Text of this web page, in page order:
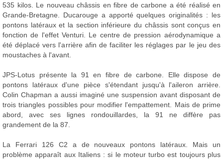
535 kilos. Le nouveau châssis en fibre de carbone a été réalisé en
Grande-Bretagne. Ducarouge a apporté quelques originalités : les
pontons latéraux et la section inférieure du châssis sont conçus en
fonction de l'effet Venturi. Le centre de pression aérodynamique a
été déplacé vers l'arrière afin de faciliter les réglages par le jeu des
moustaches à l'avant.
JPS-Lotus présente la 91 en fibre de carbone. Elle dispose de
pontons latéraux d'une pièce s'étendant jusqu'à l'aileron arrière.
Colin Chapman a aussi imaginé une suspension avant disposant de
trois triangles possibles pour modifier l'empattement. Mais de prime
abord, avec ses lignes rondouillardes, la 91 ne diffère pas
grandement de la 87.
La Ferrari 126 C2 a de nouveaux pontons latéraux. Mais un
problème apparaît aux Italiens : si le moteur turbo est toujours plus